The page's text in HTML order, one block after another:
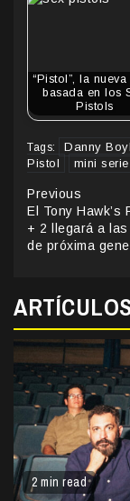
“Pistol”, la nueva
basada en los
Pistols
Tags: Danny
Pistol
mini serie
Continue
Reading
Previous
El Tony Hawk’s
+ 2 llegará a
de próxima
2 min read